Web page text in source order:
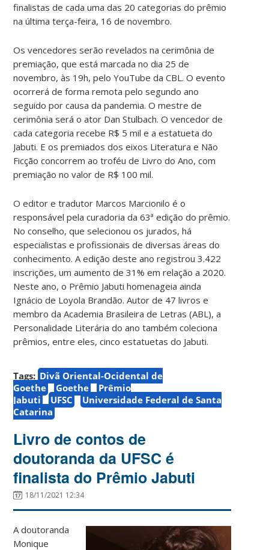
finalistas de cada uma das 20 categorias do prêmio
na última terça-feira, 16 de novembro.
Os vencedores serão revelados na cerimônia de
premiação, que está marcada no dia 25 de
novembro, às 19h, pelo YouTube da CBL. O evento
ocorrerá de forma remota pelo segundo ano
seguido por causa da pandemia. O mestre de
cerimônia será o ator Dan Stulbach. O vencedor de
cada categoria recebe R$ 5 mil e a estatueta do
Jabuti. E os premiados dos eixos Literatura e Não
Ficção concorrem ao troféu de Livro do Ano, com
premiação no valor de R$ 100 mil.
O editor e tradutor Marcos Marcionilo é o
responsável pela curadoria da 63ª edição do prêmio.
No conselho, que selecionou os jurados, há
especialistas e profissionais de diversas áreas do
conhecimento. A edição deste ano registrou 3.422
inscrições, um aumento de 31% em relação a 2020.
Neste ano, o Prêmio Jabuti homenageia ainda
Ignácio de Loyola Brandão. Autor de 47 livros e
membro da Academia Brasileira de Letras (ABL), a
Personalidade Literária do ano também coleciona
prêmios, entre eles, cinco estatuetas do Jabuti.
Tags: Divã Oriental-Ocidental de
Goethe
Goethe
Prêmio
Jabuti
UFSC
Universidade Federal de Santa
Catarina
Livro de contos de
doutoranda da UFSC é
finalista do Prêmio Jabuti
18/11/2021 12:34
A doutoranda
Monique